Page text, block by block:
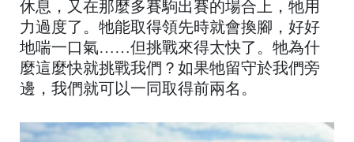
休息，又在那麼多賽駒出賽的場合上，牠用
力過度了。牠能取得領先時就會換腳，好好
地喘一口氣……但挑戰來得太快了。牠為什
麼這麼快就挑戰我們？如果牠留守於我們旁
邊，我們就可以一同取得前兩名。